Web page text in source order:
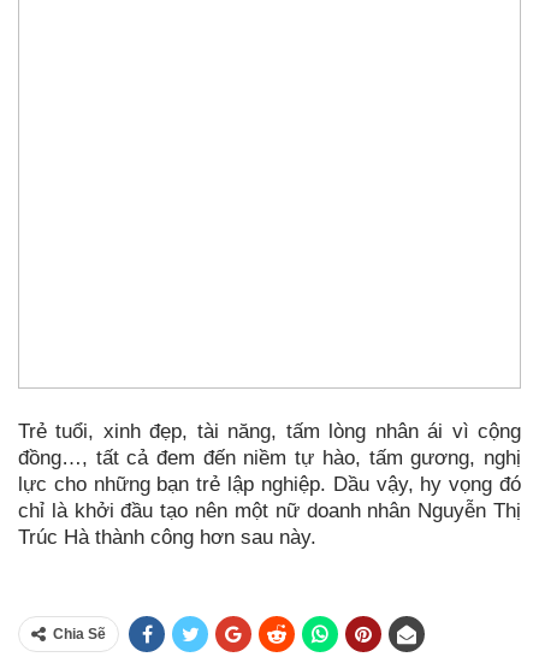
Trẻ tuổi, xinh đẹp, tài năng, tấm lòng nhân ái vì cộng
đồng…, tất cả đem đến niềm tự hào, tấm gương, nghị
lực cho những bạn trẻ lập nghiệp. Dầu vậy, hy vọng đó
chỉ là khởi đầu tạo nên một nữ doanh nhân Nguyễn Thị
Trúc Hà thành công hơn sau này.
Chia Sẽ